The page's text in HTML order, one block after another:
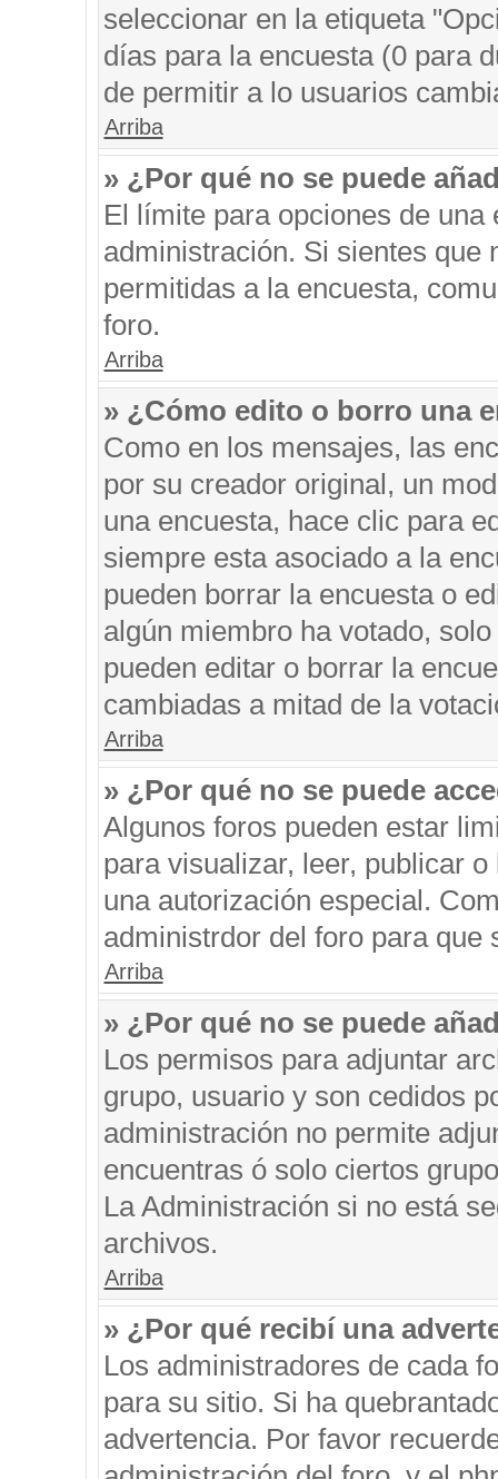
seleccionar en la etiqueta
días para la encuesta (0 para
de permitir a lo usuarios
Arriba
» ¿Por qué no se puede
El límite para opciones de una
administración. Si sientes que
permitidas a la encuesta,
foro.
Arriba
» ¿Cómo edito o borro una
Como en los mensajes, las
por su creador original, un
una encuesta, hace clic para
siempre esta asociado a la
pueden borrar la encuesta o
algún miembro ha votado,
pueden editar o borrar la
cambiadas a mitad de la
Arriba
» ¿Por qué no se puede
Algunos foros pueden estar
para visualizar, leer, publicar
una autorización especial.
administrdor del foro para que
Arriba
» ¿Por qué no se puede
Los permisos para adjuntar
grupo, usuario y son cedidos
administración no permite
encuentras ó solo ciertos
La Administración si no está
archivos.
Arriba
» ¿Por qué recibí una
Los administradores de cada
para su sitio. Si ha
advertencia. Por favor